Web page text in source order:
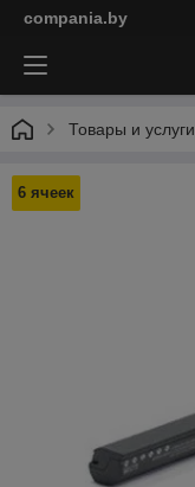
compania.by
Товары и услуги
6 ячеек